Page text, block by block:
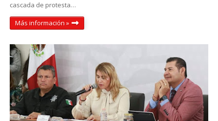
cascada de protesta…
Más información »